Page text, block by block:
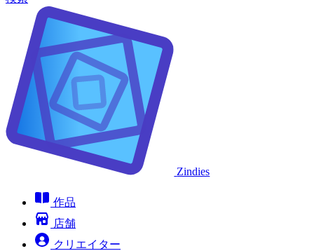
Zindies
作品
店舗
クリエイター